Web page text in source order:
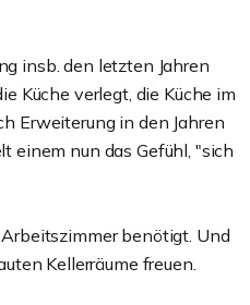
insb. den letzten Jahren
Küche verlegt, die Küche im
Erweiterung in den Jahren
einem nun das Gefühl, "sich
benötigt. Und
Kellerräume freuen.